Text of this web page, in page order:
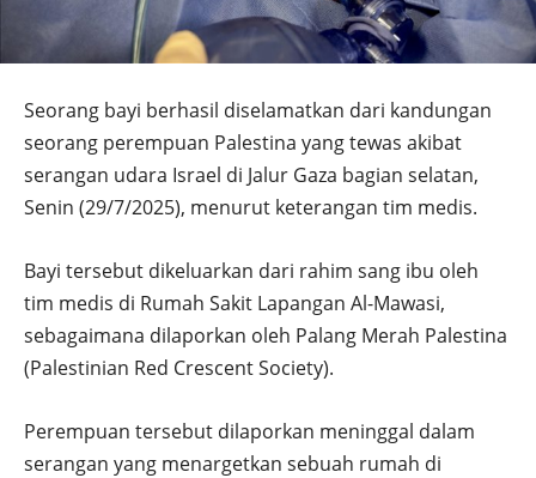
Seorang bayi berhasil diselamatkan dari kandungan
seorang perempuan Palestina yang tewas akibat
serangan udara Israel di Jalur Gaza bagian selatan,
Senin (29/7/2025), menurut keterangan tim medis.
Bayi tersebut dikeluarkan dari rahim sang ibu oleh
tim medis di Rumah Sakit Lapangan Al-Mawasi,
sebagaimana dilaporkan oleh Palang Merah Palestina
(Palestinian Red Crescent Society).
Perempuan tersebut dilaporkan meninggal dalam
serangan yang menargetkan sebuah rumah di